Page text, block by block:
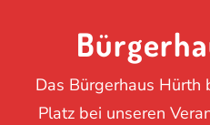
Das Bürgerhaus
Platz bei unseren